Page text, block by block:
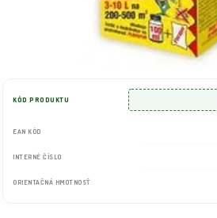
KÓD PRODUKTU
EAN KÓD
INTERNÉ ČÍSLO
ORIENTAČNÁ HMOTNOSŤ